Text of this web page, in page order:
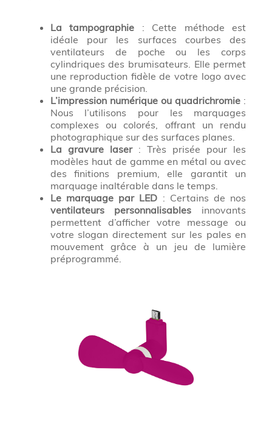
La tampographie : Cette méthode est
idéale pour les surfaces courbes des
ventilateurs de poche ou les corps
cylindriques des brumisateurs. Elle permet
une reproduction fidèle de votre logo avec
une grande précision.
L’impression numérique ou quadrichromie :
Nous l’utilisons pour les marquages
complexes ou colorés, offrant un rendu
photographique sur des surfaces planes.
La gravure laser: Très prisée pour les
modèles haut de gamme en métal ou avec
des finitions premium, elle garantit un
marquage inaltérable dans le temps.
Le marquage par LED : Certains de nos
ventilateurs personnalisables innovants
permettent d’afficher votre message ou
votre slogan directement sur les pales en
mouvement grâce à un jeu de lumière
préprogrammé.